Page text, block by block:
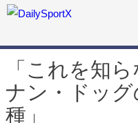
「これを知
ナン・ドッ
種」